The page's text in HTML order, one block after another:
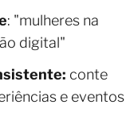
: "mulheres na
digital"
conte
e eventos